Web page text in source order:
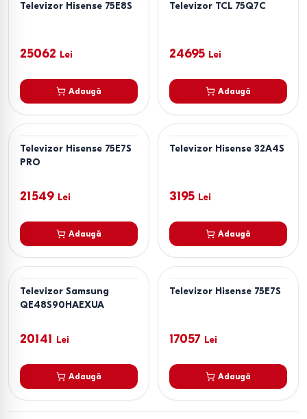
Televizor Hisense 75E8S
25062 Lei
Adaugă
Televizor TCL 75Q7C
24695 Lei
Adaugă
Televizor Hisense 75E7S
PRO
21549 Lei
Adaugă
Televizor Hisense 32A4S
3195 Lei
Adaugă
Televizor Samsung
QE48S90HAEXUA
20141 Lei
Adaugă
Televizor Hisense 75E7S
17057 Lei
Adaugă